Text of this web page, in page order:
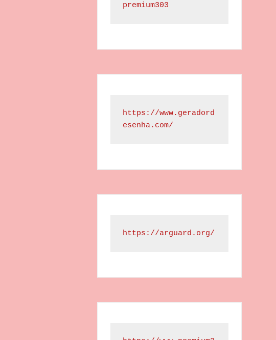
premium303
https://www.geradord
esenha.com/
https://arguard.org/